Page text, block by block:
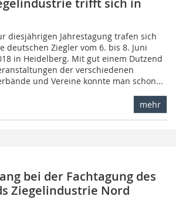
trifft sich in
diesjährigen Jahrestagung trafen sich
deutschen Ziegler vom 6. bis 8. Juni
in Heidelberg. Mit gut einem Dutzend
der verschiedenen
und Vereine konnte man schon...
mehr
bei der Fachtagung des
Ziegelindustrie Nord